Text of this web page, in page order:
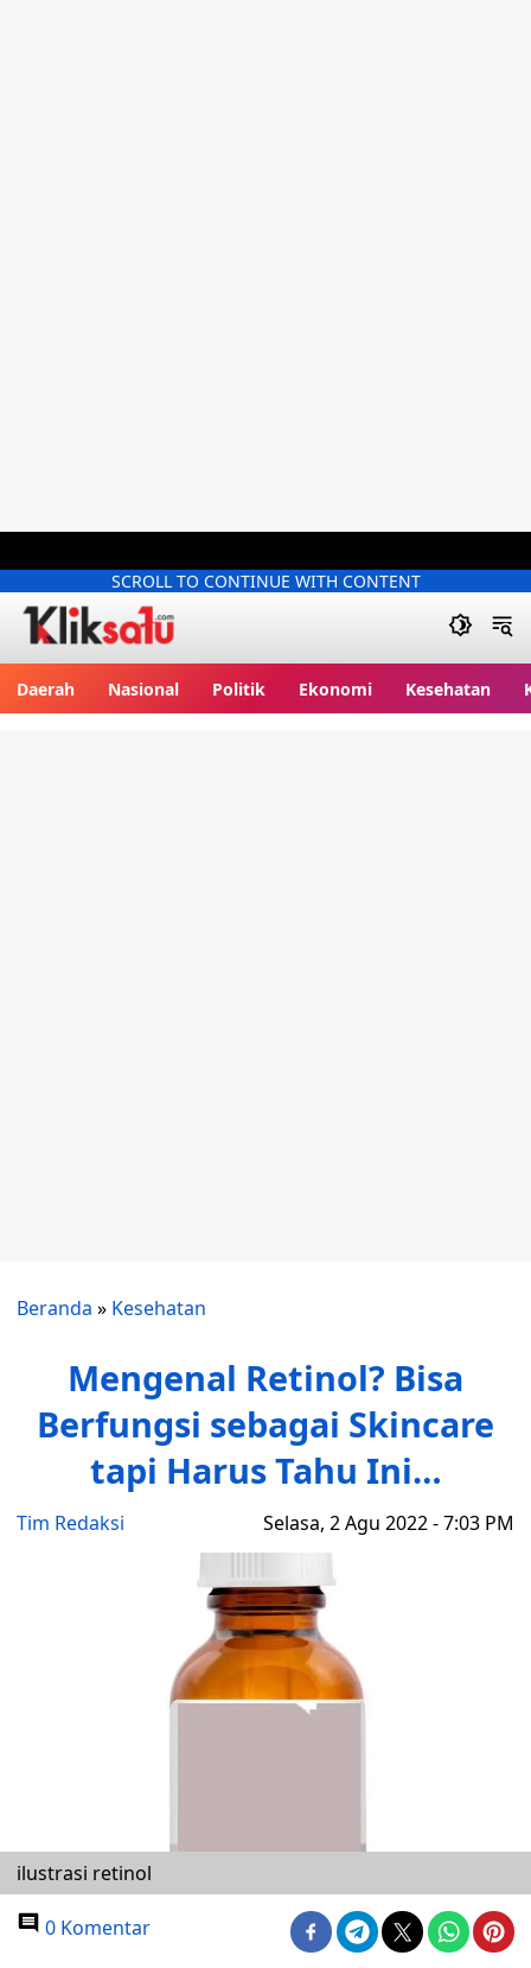
SCROLL TO CONTINUE WITH CONTENT
Daerah Nasional Politik Ekonomi Kesehatan
Beranda » Kesehatan
Mengenal Retinol? Bisa
Berfungsi sebagai Skincare
tapi Harus Tahu Ini…
Tim Redaksi Selasa, 2 Agu 2022 - 7:03 PM
ilustrasi retinol
0 Komentar